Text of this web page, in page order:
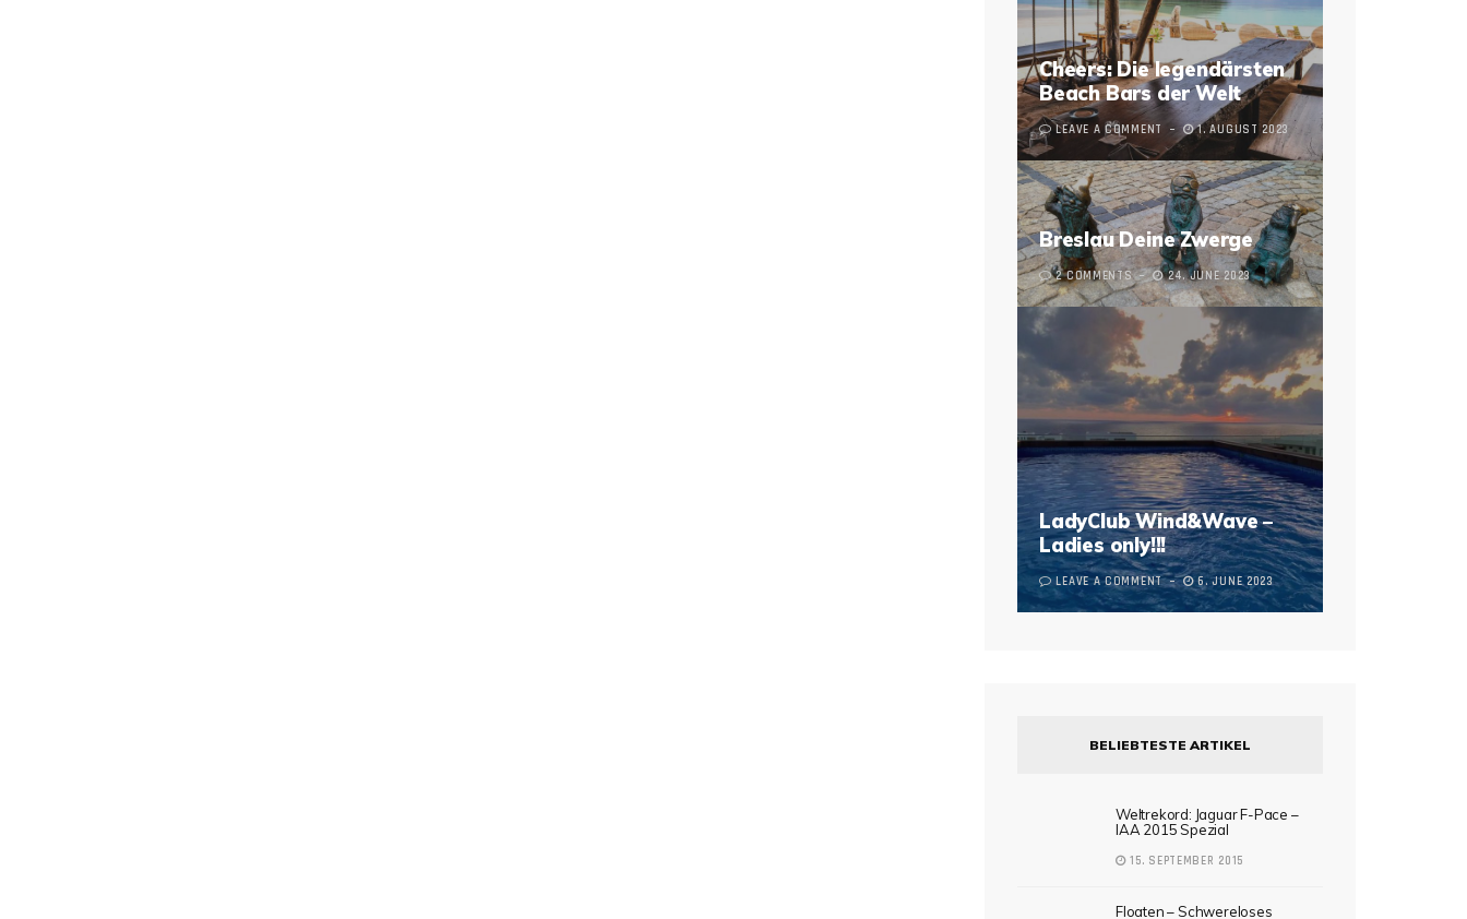
Cheers: Die legendärsten
Beach Bars der Welt
LEAVE A COMMENT 1. AUGUST 2023
Breslau Deine Zwerge
2 COMMENTS 24. JUNE 2023
LadyClub Wind&Wave –
Ladies only!!!
LEAVE A COMMENT 6. JUNE 2023
BELIEBTESTE ARTIKEL
Weltrekord: Jaguar F-Pace –
IAA 2015 Spezial
15. SEPTEMBER 2015
Floaten – Schwereloses